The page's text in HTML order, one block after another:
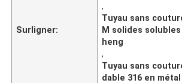
Surligner:
,
Tuyau sans
M solides
heng
,
Tuyau sans
dable 316 en